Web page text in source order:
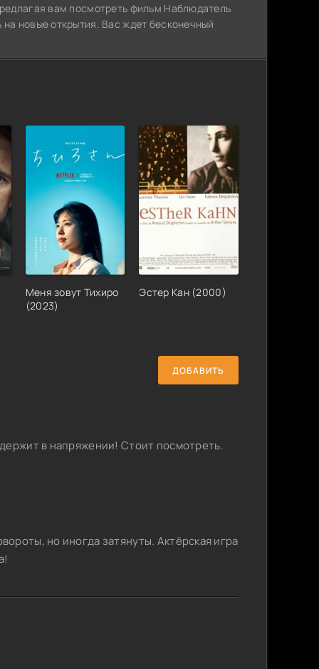
вам посмотреть фильм Наблюдатель
новые открытия. Вас ждет бесконечный
Меня зовут Тихиро
(2023)
Эстер Кан (2000)
ДОБАВИТЬ
в напряжении! Стоит посмотреть.
но иногда затянуты. Актёрская игра